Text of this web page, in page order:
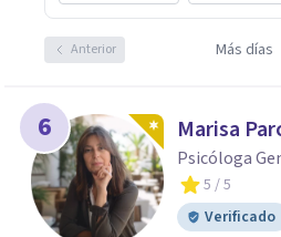
Anterior Más días
6 Marisa
Psicóloga
5 / 5
Verificado